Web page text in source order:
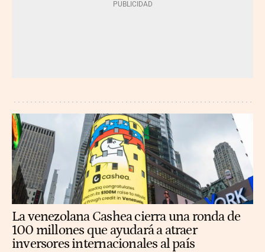
La venezolana Cashea cierra una ronda de
100 millones que ayudará a atraer
inversores internacionales al país